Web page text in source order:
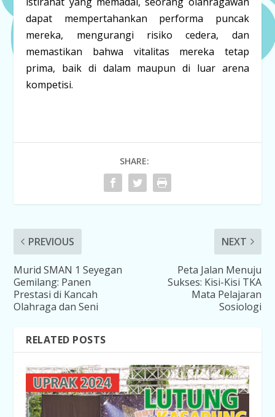
dapat mempertahankan performa puncak
mereka, mengurangi risiko cedera, dan
memastikan bahwa vitalitas mereka tetap
prima, baik di dalam maupun di luar arena
kompetisi.
SHARE:
PREVIOUS
Murid SMAN 1 Seyegan
Gemilang: Panen
Prestasi di Kancah
Olahraga dan Seni
NEXT
Peta Jalan Menuju
Sukses: Kisi-Kisi TKA
Mata Pelajaran
Sosiologi
RELATED POSTS